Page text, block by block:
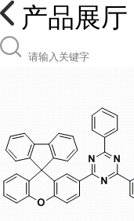
产品展厅